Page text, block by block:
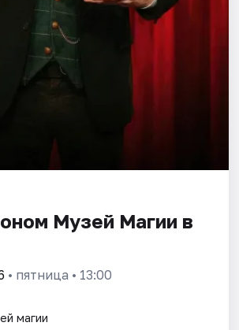
Музей Магии в
• пятница • 13:00
магии